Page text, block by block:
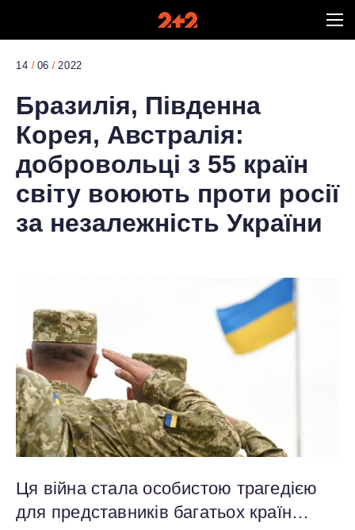
14 06 2022
Бразилія, Південна
Корея, Австралія:
добровольці з 55 країн
світу воюють проти росії
за незалежність України
Ця війна стала особистою трагедією
для представників багатьох країн…